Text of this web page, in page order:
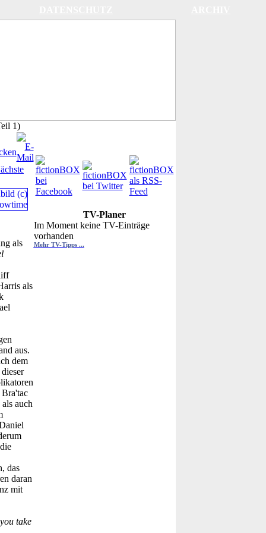
1)
als
als
aus.
dem
auch
das
daran
mit
take
TV-Planer
Im Moment keine TV-Einträge
vorhanden
Mehr TV-Tipps ...